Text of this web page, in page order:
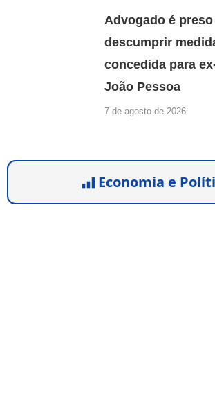
Advogado é
descumprir
concedida para
João Pessoa
7 de agosto de 2026
Economia e